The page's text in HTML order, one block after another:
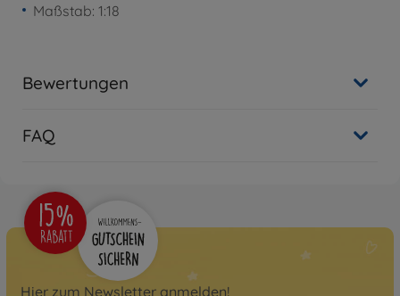
Maßstab: 1:18
Bewertungen
FAQ
Hier zum Newsletter anmelden!